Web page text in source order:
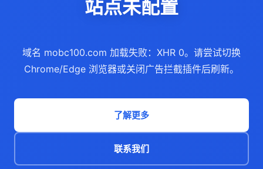
站点未配置
域名 mobc100.com 加载失败：XHR 0。请尝试切换
Chrome/Edge 浏览器或关闭广告拦截插件后刷新。
了解更多
联系我们